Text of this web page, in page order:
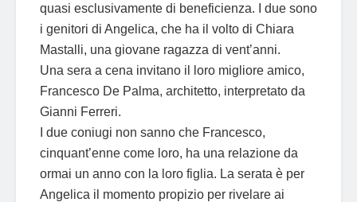
quasi esclusivamente di beneficienza. I due sono
i genitori di Angelica, che ha il volto di Chiara
Mastalli, una giovane ragazza di vent’anni.
Una sera a cena invitano il loro migliore amico,
Francesco De Palma, architetto, interpretato da
Gianni Ferreri.
I due coniugi non sanno che Francesco,
cinquant’enne come loro, ha una relazione da
ormai un anno con la loro figlia. La serata è per
Angelica il momento propizio per rivelare ai